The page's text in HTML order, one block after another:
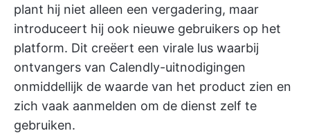
plant hij niet alleen een vergadering, maar
introduceert hij ook nieuwe gebruikers op het
platform. Dit creëert een virale lus waarbij
ontvangers van Calendly-uitnodigingen
onmiddellijk de waarde van het product zien en
zich vaak aanmelden om de dienst zelf te
gebruiken.